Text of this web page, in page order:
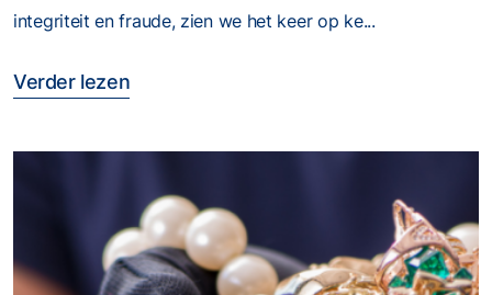
integriteit en fraude, zien we het keer op ke...
Verder lezen